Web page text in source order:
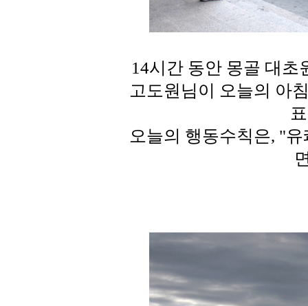
14시간 동안 몽골 대초
고도원님이 오늘의 아
오늘의 행동수칙은, "